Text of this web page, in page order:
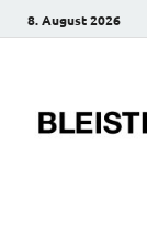
8. August 2026